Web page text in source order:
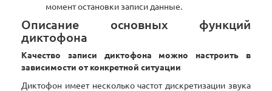
момент остановки записи данные.
Описание основных функций
диктофона
Качество записи диктофона можно настроить в
зависимости от конкретной ситуации
Диктофон имеет несколько частот дискретизации звука